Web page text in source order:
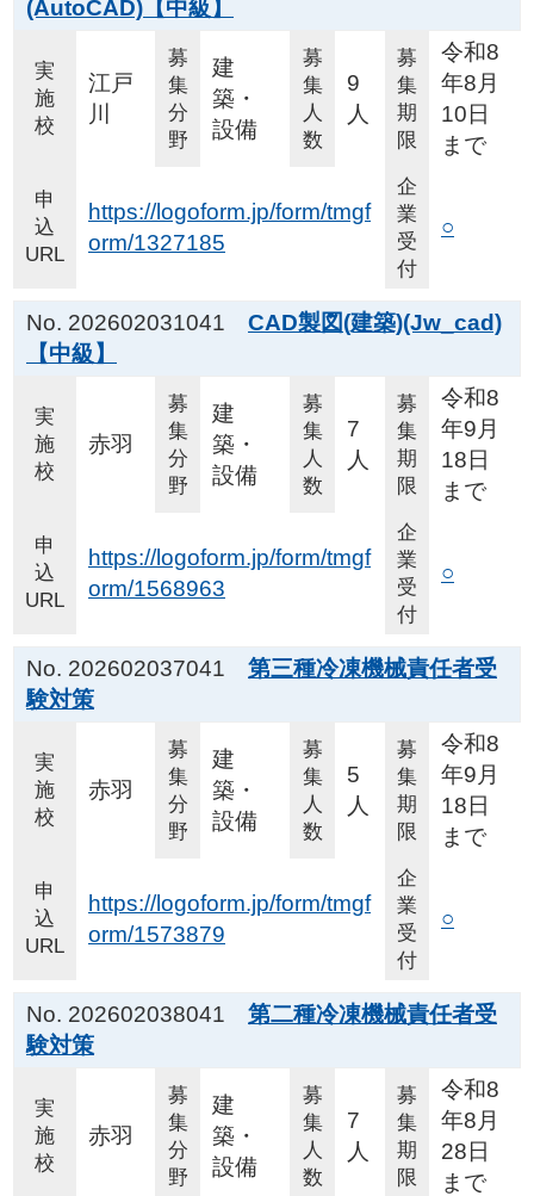
(AutoCAD)【中級】
実
施
校
江戸
川
募
集
分
野
建
築・
設備
募
集
人
数
9
人
募
集
期
限
令和8
年8月
10日
まで
申
込
URL
https://logoform.jp/form/tmgf
orm/1327185
企
業
受
付
○
No. 202602031041 CAD製図(建築)(Jw_cad)
【中級】
実
施
校
赤羽
募
集
分
野
建
築・
設備
募
集
人
数
7
人
募
集
期
限
令和8
年9月
18日
まで
申
込
URL
https://logoform.jp/form/tmgf
orm/1568963
企
業
受
付
○
No. 202602037041 第三種冷凍機械責任者受
験対策
実
施
校
赤羽
募
集
分
野
建
築・
設備
募
集
人
数
5
人
募
集
期
限
令和8
年9月
18日
まで
申
込
URL
https://logoform.jp/form/tmgf
orm/1573879
企
業
受
付
○
No. 202602038041 第二種冷凍機械責任者受
験対策
実
施
校
赤羽
募
集
分
野
建
築・
設備
募
集
人
数
7
人
募
集
期
限
令和8
年8月
28日
まで